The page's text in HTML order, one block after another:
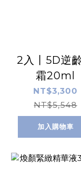
2入丨5D逆
霜20ml
NT$3,300
NT$5,548
加入購物車